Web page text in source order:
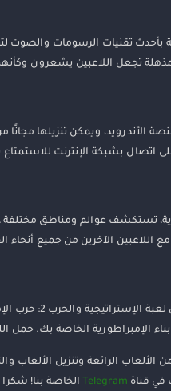
والحرب 2: حرب الإمبراطورية بأحدث
مذهلة تجعل اللاعبين يشعرون
والحرب 2: حرب الإمبراطورية،
الآخرين من جميع أنحاء
إذا كنت من
الإمبراطورية الخاصة بك. حمل
في قناة Telegram الخاصة بنا!